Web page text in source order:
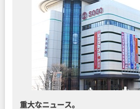
重大なニュース。